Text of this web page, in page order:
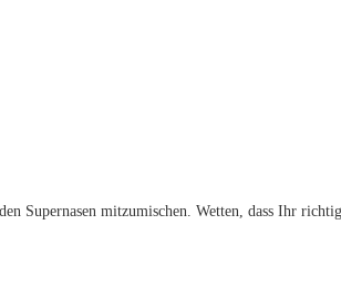
Supernasen mitzumischen. Wetten, dass Ihr